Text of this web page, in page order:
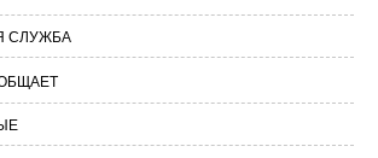
СЛУЖБА